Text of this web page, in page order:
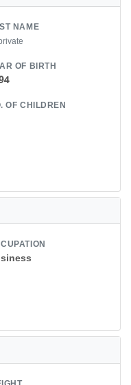
NAME
OF BIRTH
OF CHILDREN